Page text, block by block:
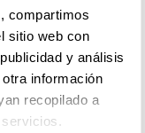
compartimos
sitio web con
y análisis
información
recopilado a